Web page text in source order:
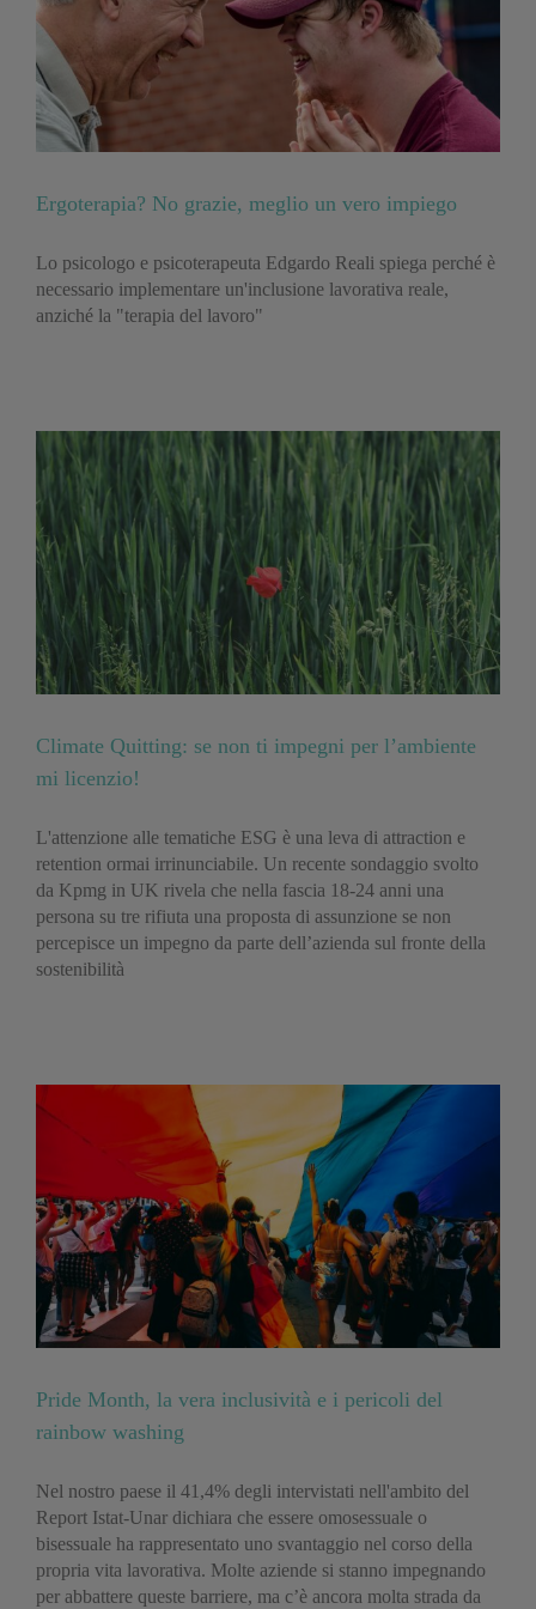
Ergoterapia? No grazie, meglio un vero impiego
Lo psicologo e psicoterapeuta Edgardo Reali spiega perché è
necessario implementare un'inclusione lavorativa reale,
anziché la "terapia del lavoro"
Climate Quitting: se non ti impegni per l’ambiente
mi licenzio!
L'attenzione alle tematiche ESG è una leva di attraction e
retention ormai irrinunciabile. Un recente sondaggio svolto
da Kpmg in UK rivela che nella fascia 18-24 anni una
persona su tre rifiuta una proposta di assunzione se non
percepisce un impegno da parte dell’azienda sul fronte della
sostenibilità
Pride Month, la vera inclusività e i pericoli del
rainbow washing
Nel nostro paese il 41,4% degli intervistati nell'ambito del
Report Istat-Unar dichiara che essere omosessuale o
bisessuale ha rappresentato uno svantaggio nel corso della
propria vita lavorativa. Molte aziende si stanno impegnando
per abbattere queste barriere, ma c’è ancora molta strada da